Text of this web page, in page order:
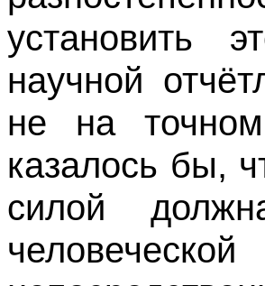
установить
научной
не на точном
казалось бы,
силой